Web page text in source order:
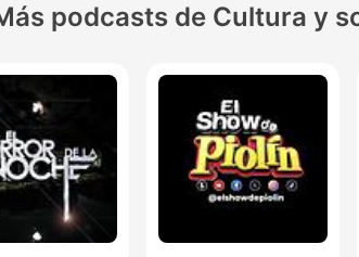
podcasts de Cultura y